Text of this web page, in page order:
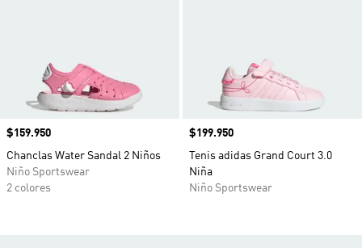
Precio
$159.950
Chanclas Water Sandal 2 Niños
Niño Sportswear
2 colores
Precio
$199.950
Tenis adidas Grand Court 3.0
Niña
Niño Sportswear